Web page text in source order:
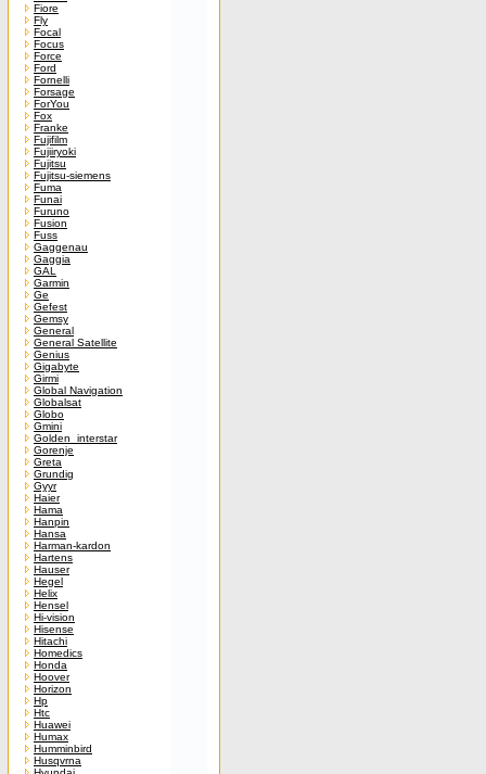
Fiore
Fly
Focal
Focus
Force
Ford
Fornelli
Forsage
ForYou
Fox
Franke
Fujifilm
Fujiiryoki
Fujitsu
Fujitsu-siemens
Fuma
Funai
Furuno
Fusion
Fuss
Gaggenau
Gaggia
GAL
Garmin
Ge
Gefest
Gemsy
General
General Satellite
Genius
Gigabyte
Girmi
Global Navigation
Globalsat
Globo
Gmini
Golden_interstar
Gorenje
Greta
Grundig
Gyyr
Haier
Hama
Hanpin
Hansa
Harman-kardon
Hartens
Hauser
Hegel
Helix
Hensel
Hi-vision
Hisense
Hitachi
Homedics
Honda
Hoover
Horizon
Hp
Htc
Huawei
Humax
Humminbird
Husqvrna